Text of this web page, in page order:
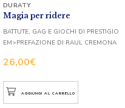
Magia per ridere
26,00€
DURATY
BATTUTE, GAG E GIOCHI DI PRESTIGIO
EM>PREFAZIONE DI RAUL CREMONA
AGGIUNGI AL CARRELLO